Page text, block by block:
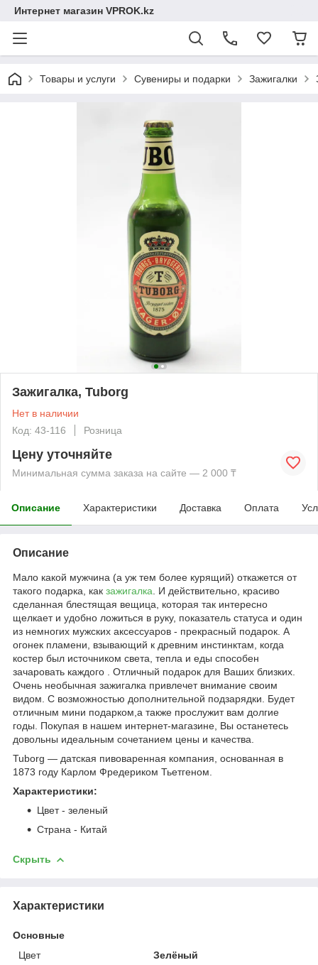
Интернет магазин VPROK.kz
Товары и услуги Сувениры и подарки Зажигалки
Зажигалка, Tuborg
Нет в наличии
Код: 43-116
Розница
Цену уточняйте
Минимальная сумма заказа на сайте — 2 000 ₸
Описание Характеристики Доставка Оплата
Описание
Мало какой мужчина (а уж тем более курящий) откажется от
такого подарка, как зажигалка . И действительно, красиво
сделанная блестящая вещица, которая так интересно
щелкает и удобно ложиться в руку, показатель статуса и один
из немногих мужских аксессуаров - прекрасный подарок. А
огонек пламени, взывающий к древним инстинктам, когда
костер был источником света, тепла и еды способен
зачаровать каждого . Отличный подарок для Ваших близких.
Очень необычная зажигалка привлечет внимание своим
видом. С возможностью дополнительной подзарядки. Будет
отличным мини подарком,а также прослужит вам долгие
годы. Покупая в нашем интернет-магазине, Вы останетесь
довольны идеальным сочетанием цены и качества.
Tuborg — датская пивоваренная компания, основанная в
1873 году Карлом Фредериком Тьетгеном.
Характеристики:
Цвет - зеленый
Страна - Китай
Скрыть
Характеристики
Основные
Цвет
Зелёный